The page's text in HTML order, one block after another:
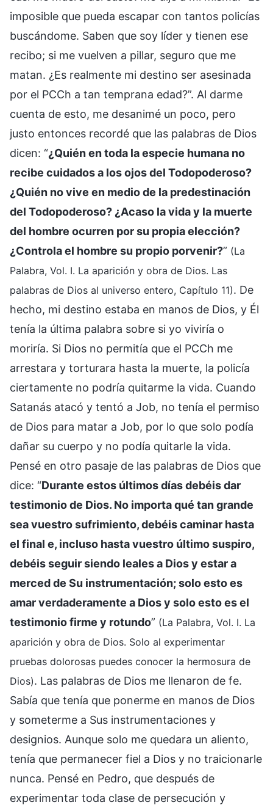
imposible que pueda escapar con tantos policías
buscándome. Saben que soy líder y tienen ese
recibo; si me vuelven a pillar, seguro que me
matan. ¿Es realmente mi destino ser asesinada
por el PCCh a tan temprana edad?”. Al darme
cuenta de esto, me desanimé un poco, pero
justo entonces recordé que las palabras de Dios
dicen: “¿Quién en toda la especie humana no
recibe cuidados a los ojos del Todopoderoso?
¿Quién no vive en medio de la predestinación
del Todopoderoso? ¿Acaso la vida y la muerte
del hombre ocurren por su propia elección?
¿Controla el hombre su propio porvenir?” (La
Palabra, Vol. I. La aparición y obra de Dios. Las
palabras de Dios al universo entero, Capítulo 11). De
hecho, mi destino estaba en manos de Dios, y Él
tenía la última palabra sobre si yo viviría o
moriría. Si Dios no permitía que el PCCh me
arrestara y torturara hasta la muerte, la policía
ciertamente no podría quitarme la vida. Cuando
Satanás atacó y tentó a Job, no tenía el permiso
de Dios para matar a Job, por lo que solo podía
dañar su cuerpo y no podía quitarle la vida.
Pensé en otro pasaje de las palabras de Dios que
dice: “Durante estos últimos días debéis dar
testimonio de Dios. No importa qué tan grande
sea vuestro sufrimiento, debéis caminar hasta
el final e, incluso hasta vuestro último suspiro,
debéis seguir siendo leales a Dios y estar a
merced de Su instrumentación; solo esto es
amar verdaderamente a Dios y solo esto es el
testimonio firme y rotundo” (La Palabra, Vol. I. La
aparición y obra de Dios. Solo al experimentar
pruebas dolorosas puedes conocer la hermosura de
Dios). Las palabras de Dios me llenaron de fe.
Sabía que tenía que ponerme en manos de Dios
y someterme a Sus instrumentaciones y
designios. Aunque solo me quedara un aliento,
tenía que permanecer fiel a Dios y no traicionarle
nunca. Pensé en Pedro, que después de
experimentar toda clase de persecución y